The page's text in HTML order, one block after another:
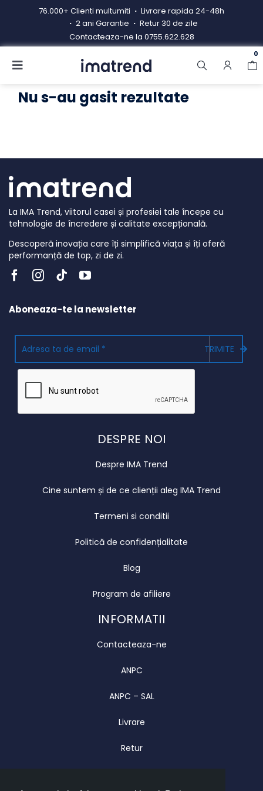
76.000+ Clienti multumiti
Livrare rapida 24-48h
2 ani Garantie
Retur 30 de zile
Contacteaza-ne la 0755.622.628
Toggle
Navigation
Produse
Manual de instructiuni
Blog
0
Nu s-au gasit rezultate
La IMA Trend, viitorul casei și profesiei tale începe cu
tehnologie de încredere și calitate excepțională.
Descoperă inovația care îți simplifică viața și îți oferă
performanță de top, zi de zi.
Aboneaza-te la newsletter
TRIMITE
DESPRE NOI
Despre IMA Trend
Cine suntem și de ce clienții aleg IMA Trend
Termeni si conditii
Politică de confidențialitate
Blog
Program de afiliere
INFORMATII
Contacteaza-ne
ANPC
ANPC – SAL
Livrare
Retur